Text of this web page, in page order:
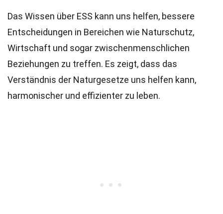
Das Wissen über ESS kann uns helfen, bessere
Entscheidungen in Bereichen wie Naturschutz,
Wirtschaft und sogar zwischenmenschlichen
Beziehungen zu treffen. Es zeigt, dass das
Verständnis der Naturgesetze uns helfen kann,
harmonischer und effizienter zu leben.